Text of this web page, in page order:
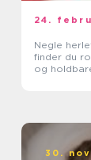
24.
Negle herlev
finder du
og
30.